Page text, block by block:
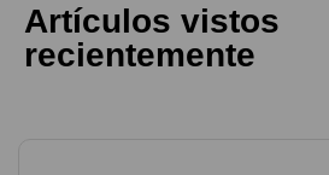
Artículos vistos
recientemente